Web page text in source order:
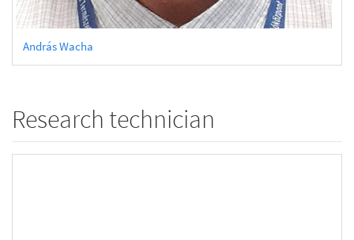
András Wacha
Research technician